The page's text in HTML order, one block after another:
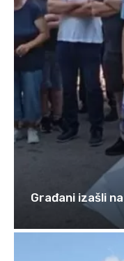
Građani izašli